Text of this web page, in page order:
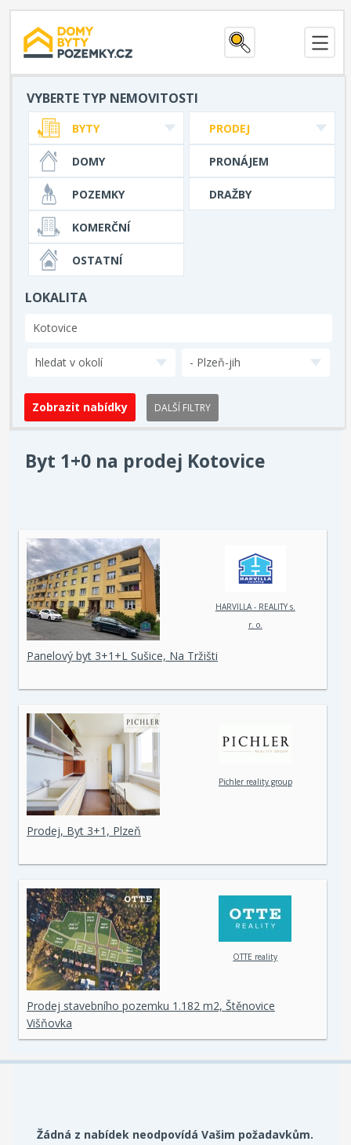
VYBERTE TYP NEMOVITOSTI
PRODEJ
PRONÁJEM
DRAŽBY
BYTY
DOMY
POZEMKY
KOMERČNÍ
OSTATNÍ
LOKALITA
hledat v okolí - Plzeň-jih
DALŠÍ FILTRY
Byt 1+0 na prodej Kotovice
HARVILLA - REALITY s.
r. o.
Panelový byt 3+1+L Sušice, Na Tržišti
Pichler reality group
Prodej, Byt 3+1, Plzeň
OTTE reality
Prodej stavebního pozemku 1.182 m2, Štěnovice
Višňovka
Žádná z nabídek neodpovídá Vašim požadavkům.